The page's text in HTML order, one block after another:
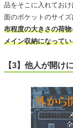
品をそこに入れてお
面のポケットのサイズ
布程度の大きさの荷
メイン収納になって
【3】他人が開け